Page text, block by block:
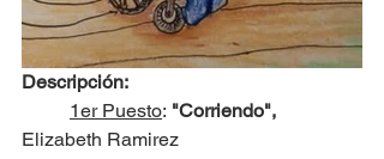
Descripción:
1er Puesto: "Corriendo",
Elizabeth Ramirez